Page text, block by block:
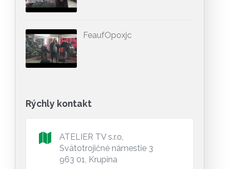
FeaufOpoxjc
Rýchly kontakt
ATELIER TV s.r.o,
Svätotrojičné námestie 3
963 01, Krupina